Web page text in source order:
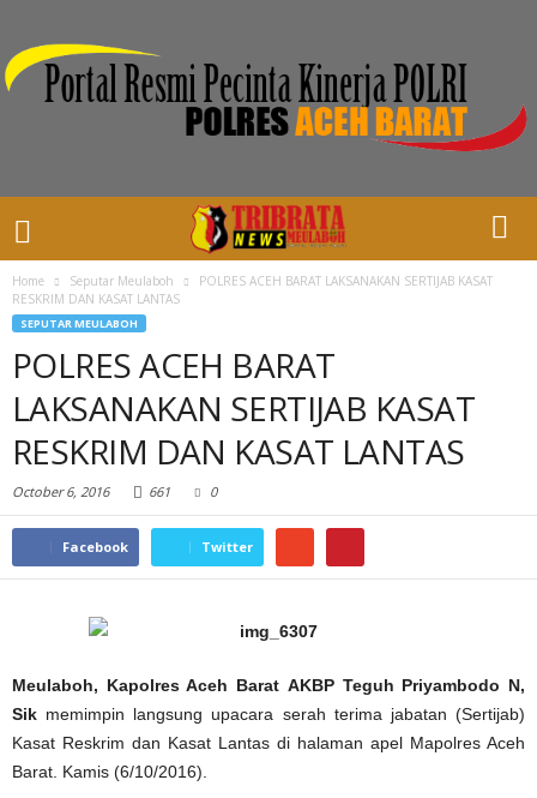
Home Seputar Meulaboh
POLRES ACEH BARAT LAKSANAKAN SERTIJAB KASAT
RESKRIM DAN KASAT LANTAS
SEPUTAR MEULABOH
POLRES ACEH BARAT
LAKSANAKAN SERTIJAB KASAT
RESKRIM DAN KASAT LANTAS
October 6, 2016 661 0
Facebook Twitter
Meulaboh, Kapolres Aceh Barat AKBP Teguh Priyambodo N,
Sik memimpin langsung upacara serah terima jabatan (Sertijab)
Kasat Reskrim dan Kasat Lantas di halaman apel Mapolres Aceh
Barat. Kamis (6/10/2016).